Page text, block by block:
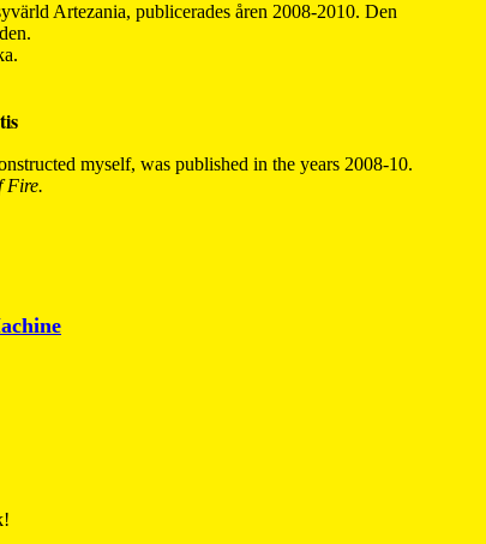
Artezania, publicerades åren 2008-2010. Den
myself, was published in the years 2008-10.
Fire.